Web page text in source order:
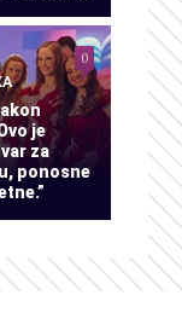
je
za
ponosne
0